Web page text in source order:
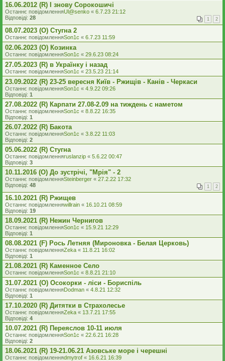
16.06.2012 (R) І знову Сорокошичі
Останнє повідомленняUl@senko « 6.7.23 21:12
Відповіді: 28 1 2
08.07.2023 (O) Стугна 2
Останнє повідомленняSon1c « 6.7.23 11:59
02.06.2023 (O) Козинка
Останнє повідомленняSon1c « 29.6.23 08:24
27.05.2023 (R) в Українку і назад
Останнє повідомленняSon1c « 23.5.23 21:14
23.09.2022 (R) 23-25 вересня Київ - Ржищів - Канів - Черкаси
Останнє повідомленняSon1c « 4.9.22 09:26
Відповіді: 1
27.08.2022 (R) Карпати 27.08-2.09 на тиждень с наметом
Останнє повідомленняSon1c « 8.8.22 16:35
Відповіді: 1
26.07.2022 (R) Бакота
Останнє повідомленняSon1c « 3.8.22 11:03
Відповіді: 2
05.06.2022 (R) Стугна
Останнє повідомленняruslanzip « 5.6.22 00:47
Відповіді: 3
10.11.2016 (O) До зустрічі, "Мрія" - 2
Останнє повідомленняSteinberger « 27.2.22 17:32
Відповіді: 48 1 2
16.10.2021 (R) Ржищев
Останнє повідомленняwillrain « 16.10.21 08:59
Відповіді: 19
18.09.2021 (R) Нежин Чернигов
Останнє повідомленняSon1c « 15.9.21 12:29
Відповіді: 1
08.08.2021 (F) Рось Летняя (Мироновка - Белая Церковь)
Останнє повідомленняZeka « 11.8.21 16:02
Відповіді: 1
21.08.2021 (R) Каменное Село
Останнє повідомленняSon1c « 8.8.21 21:10
31.07.2021 (O) Осокорки - ліси - Бориспіль
Останнє повідомленняDodman « 4.8.21 12:32
Відповіді: 1
17.10.2020 (R) Дитятки в Страхолесье
Останнє повідомленняZeka « 13.7.21 17:55
Відповіді: 4
10.07.2021 (R) Переяслов 10-11 июля
Останнє повідомленняSon1c « 22.6.21 16:28
Відповіді: 2
18.06.2021 (R) 19-21.06.21 Азовське море і черешні
Останнє повідомленняdmytrof « 16.6.21 16:39